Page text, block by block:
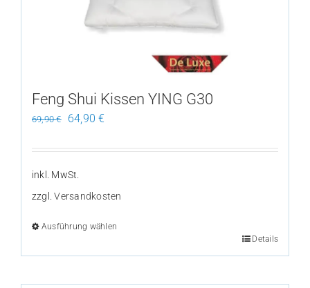
gewählt
werden
Feng Shui Kissen YING G30
69,90€
Ursprünglicher
war:
69,90 €
64,90€
ist:
inkl. MwSt.
zzgl.Versandkosten
Ausführung wählen
Produkt
Details